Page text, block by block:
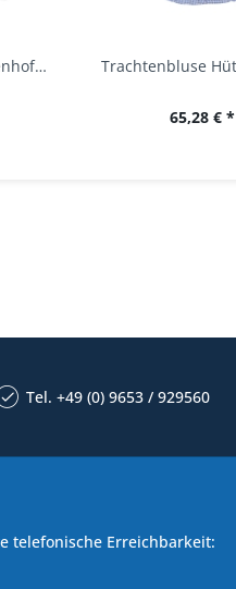
Trachtenbluse Biessenhofen weiß Langarm OS...
65,28 € *
Tel. +49 (0) 9653 / 929560
telefonische Erreichbarkeit: